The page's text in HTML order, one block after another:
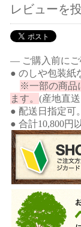
レビューを
― ご購入前に
● のしや包装紙
※一部の商品
ます。 (産地直
● 配送日指定可
● 合計10,800円